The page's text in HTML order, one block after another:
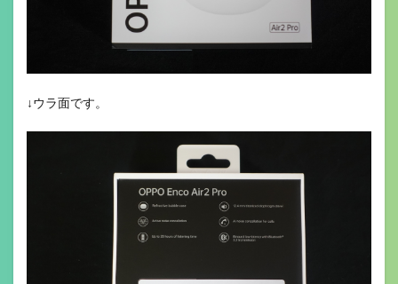
↓ウラ面です。